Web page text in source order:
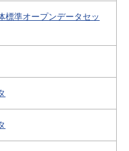
標準オープンデータセッ